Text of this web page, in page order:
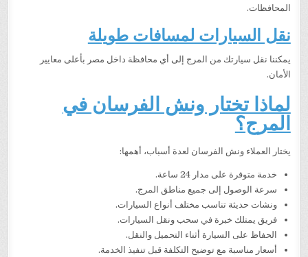
المحافظات.
نقل السيارات لمسافات طويلة
يمكننا نقل سيارتك من المرج إلى أي محافظة داخل مصر بأعلى معايير
الأمان.
لماذا تختار ونش الفرسان في
المرج؟
يختار العملاء ونش الفرسان لعدة أسباب، أهمها:
خدمة متوفرة على مدار 24 ساعة.
سرعة الوصول إلى جميع مناطق المرج.
ونشات حديثة تناسب مختلف أنواع السيارات.
فريق يمتلك خبرة في سحب ونقل السيارات.
الحفاظ على السيارة أثناء التحميل والنقل.
أسعار مناسبة مع توضيح التكلفة قبل تنفيذ الخدمة.